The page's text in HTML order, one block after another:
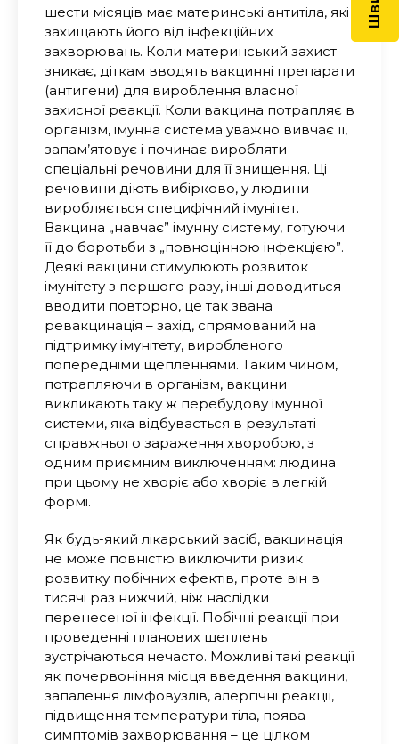
шести місяців має материнські антитіла, які
захищають його від інфекційних
захворювань. Коли материнський захист
зникає, діткам вводять вакцинні препарати
(антигени) для вироблення власної
захисної реакції. Коли вакцина потрапляє в
організм, імунна система уважно вивчає її,
запам’ятовує і починає виробляти
спеціальні речовини для її знищення. Ці
речовини діють вибірково, у людини
виробляється специфічний імунітет.
Вакцина „навчає” імунну систему, готуючи
її до боротьби з „повноцінною інфекцією”.
Деякі вакцини стимулюють розвиток
імунітету з першого разу, інші доводиться
вводити повторно, це так звана
ревакцинація – захід, спрямований на
підтримку імунітету, виробленого
попередніми щепленнями. Таким чином,
потрапляючи в організм, вакцини
викликають таку ж перебудову імунної
системи, яка відбувається в результаті
справжнього зараження хворобою, з
одним приємним виключенням: людина
при цьому не хворіє або хворіє в легкій
формі.
Як будь-який лікарський засіб, вакцинація
не може повністю виключити ризик
розвитку побічних ефектів, проте він в
тисячі раз нижчий, ніж наслідки
перенесеної інфекції. Побічні реакції при
проведенні планових щеплень
зустрічаються нечасто. Можливі такі реакції
як почервоніння місця введення вакцини,
запалення лімфовузлів, алергічні реакції,
підвищення температури тіла, поява
симптомів захворювання – це цілком